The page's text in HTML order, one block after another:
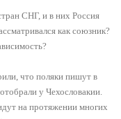
СНГ, и в них Россия
как союзник?
что поляки пишут в
у Чехословакии.
на протяжении многих